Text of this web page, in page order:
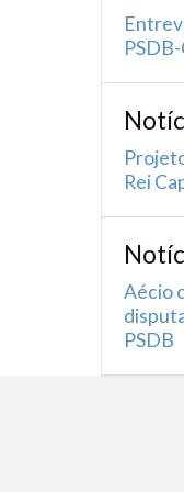
Rei
Aécio
PSDB